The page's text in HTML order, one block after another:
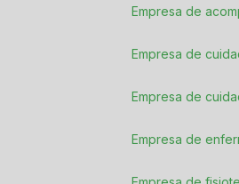
Empresa de
Empresa de
Empresa de
Empresa de